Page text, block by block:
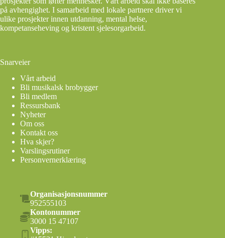
på avhengighet. I samarbeid med lokale partnere driver vi
ulike prosjekter innen utdanning, mental helse,
kompetanseheving og kristent sjelesorgarbeid.
Snarveier
Vårt arbeid
Bli musikalsk brobygger
Bli medlem
Ressursbank
Nyheter
Om oss
Kontakt oss
Hva skjer?
Varslingsrutiner
Personvernerklæring
Organisasjonsnummer
952555103
Kontonummer
3000 15 47107
Vipps: